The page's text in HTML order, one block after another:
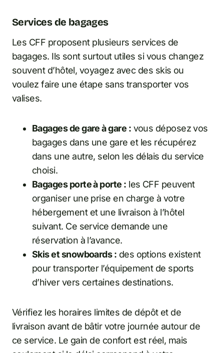
Services de bagages
Les CFF proposent plusieurs services de
bagages. Ils sont surtout utiles si vous changez
souvent d’hôtel, voyagez avec des skis ou
voulez faire une étape sans transporter vos
valises.
Bagages de gare à gare : vous déposez vos
bagages dans une gare et les récupérez
dans une autre, selon les délais du service
choisi.
Bagages porte à porte : les CFF peuvent
organiser une prise en charge à votre
hébergement et une livraison à l’hôtel
suivant. Ce service demande une
réservation à l’avance.
Skis et snowboards : des options existent
pour transporter l’équipement de sports
d’hiver vers certaines destinations.
Vérifiez les horaires limites de dépôt et de
livraison avant de bâtir votre journée autour de
ce service. Le gain de confort est réel, mais